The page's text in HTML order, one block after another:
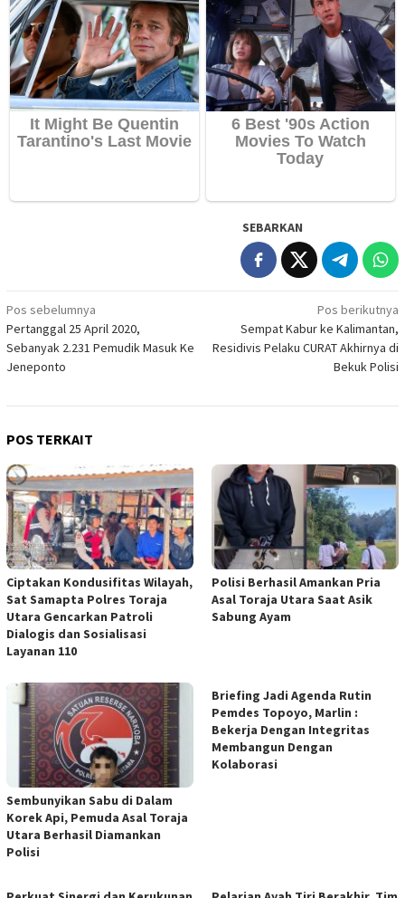
SEBARKAN
Navigasi
pos
Pos sebelumnya
Pertanggal 25 April 2020,
Sebanyak 2.231 Pemudik Masuk Ke
Jeneponto
Pos berikutnya
Sempat Kabur ke Kalimantan,
Residivis Pelaku CURAT Akhirnya di
Bekuk Polisi
POS TERKAIT
Ciptakan Kondusifitas Wilayah,
Sat Samapta Polres Toraja
Utara Gencarkan Patroli
Dialogis dan Sosialisasi
Layanan 110
Polisi Berhasil Amankan Pria
Asal Toraja Utara Saat Asik
Sabung Ayam
Sembunyikan Sabu di Dalam
Korek Api, Pemuda Asal Toraja
Utara Berhasil Diamankan
Polisi
Briefing Jadi Agenda Rutin
Pemdes Topoyo, Marlin :
Bekerja Dengan Integritas
Membangun Dengan
Kolaborasi